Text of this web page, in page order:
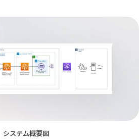
システム概要図